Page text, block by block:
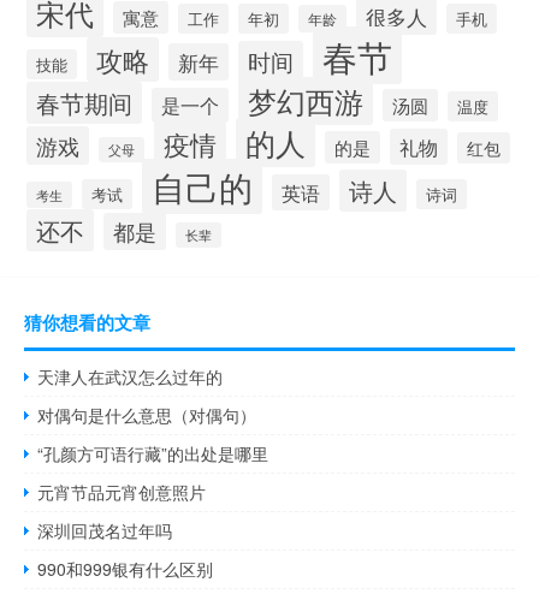
宋代 寓意 工作 年初 年龄 很多人
手机
技能
攻略 新年 时间 春节
春节期间 是一个 梦幻西游 汤圆 温度
游戏 父母 疫情 的人 的是 礼物 红包
考生 考试 自己的 英语 诗人 诗词
还不 都是 长辈
猜你想看的文章
天津人在武汉怎么过年的
对偶句是什么意思（对偶句）
“孔颜方可语行藏”的出处是哪里
元宵节品元宵创意照片
深圳回茂名过年吗
990和999银有什么区别